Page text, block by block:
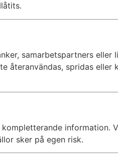
samarbetspartners
återanvändas, spridas
information.
sker på egen risk.